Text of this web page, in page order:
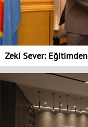
Zeki Sever: